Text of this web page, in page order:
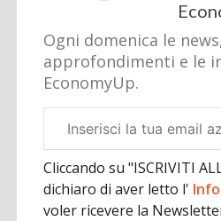
Ogni domenica le
approfondimenti e le
EconomyUp.
aziendale
Cliccando su "ISCRIVITI
dichiaro di aver letto l'
voler ricevere la